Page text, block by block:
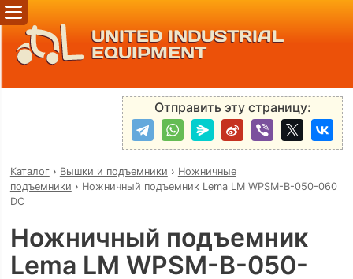
UNITED INDUSTRIAL
EQUIPMENT
Отправить эту страницу:
Каталог› Вышки и подъемники › Ножничные
подъемники › Ножничный подъемник Lema LM WPSM-B-050-060
DC
Ножничный подъемник
Lema LM WPSM-B-050-